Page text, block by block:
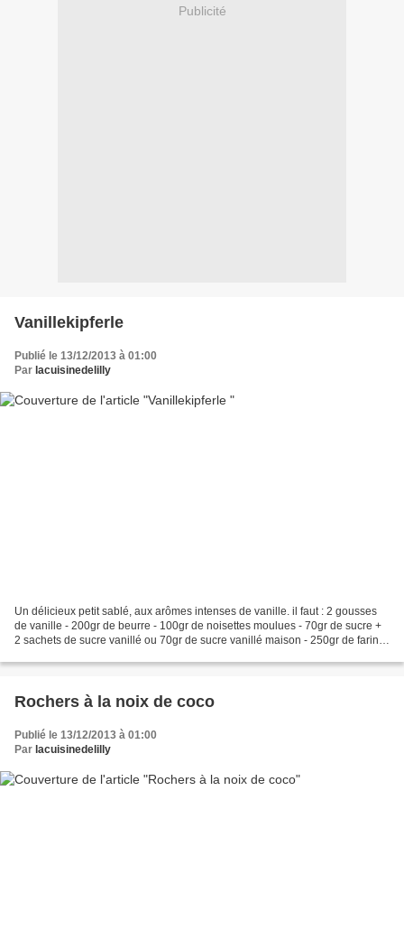
Publicité
Vanillekipferle
Publié le 13/12/2013 à 01:00
Par lacuisinedelilly
Un délicieux petit sablé, aux arômes intenses de vanille. il faut : 2 gousses
de vanille - 200gr de beurre - 100gr de noisettes moulues - 70gr de sucre +
2 sachets de sucre vanillé ou 70gr de sucre vanillé maison - 250gr de farine
Rochers à la noix de coco
Publié le 13/12/2013 à 01:00
Par lacuisinedelilly